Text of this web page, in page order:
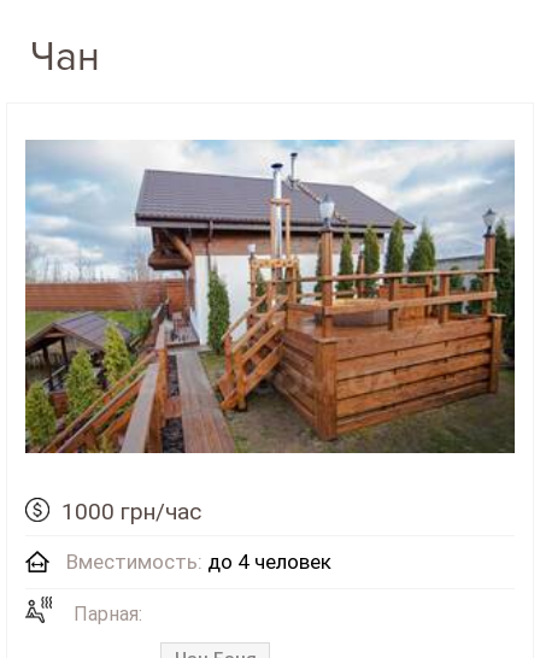
Чан
1000 грн/час
Вместимость: до 4 человек
Парная: